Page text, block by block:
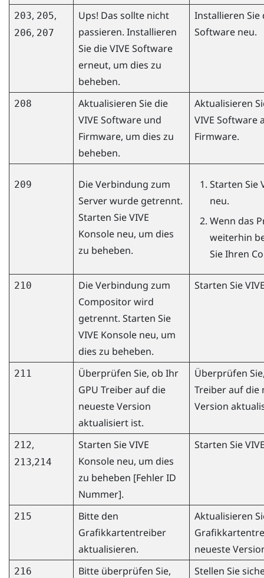
203, 205,
206, 207
Ups! Das sollte nicht
passieren. Installieren
Sie die VIVE Software
erneut, um dies zu
beheben.
Installieren Sie
Software neu.
208
Aktualisieren Sie die
VIVE Software und
Firmware, um dies zu
beheben.
Aktualisieren
VIVE Software
Firmware.
209
Die Verbindung zum
Server wurde getrennt.
Starten SieVIVE
Konsole neu, um dies
zu beheben.
Starten Sie
neu.
Wenn das
weiterhin
Sie Ihren
210
Die Verbindung zum
Compositor wird
getrennt. Starten Sie
VIVE Konsole neu, um
dies zu beheben.
Starten Sie
211
Überprüfen Sie, ob Ihr
GPU Treiber auf die
neueste Version
aktualisiert ist.
Überprüfen
Treiber auf die
Version
212,
213,214
Starten SieVIVE
Konsole neu, um dies
zu beheben [Fehler ID
Nummer].
Starten Sie
215
Bitte den
Grafikkartentreiber
aktualisieren.
Aktualisieren
neueste
216
Bitte überprüfen Sie,
Stellen Sie